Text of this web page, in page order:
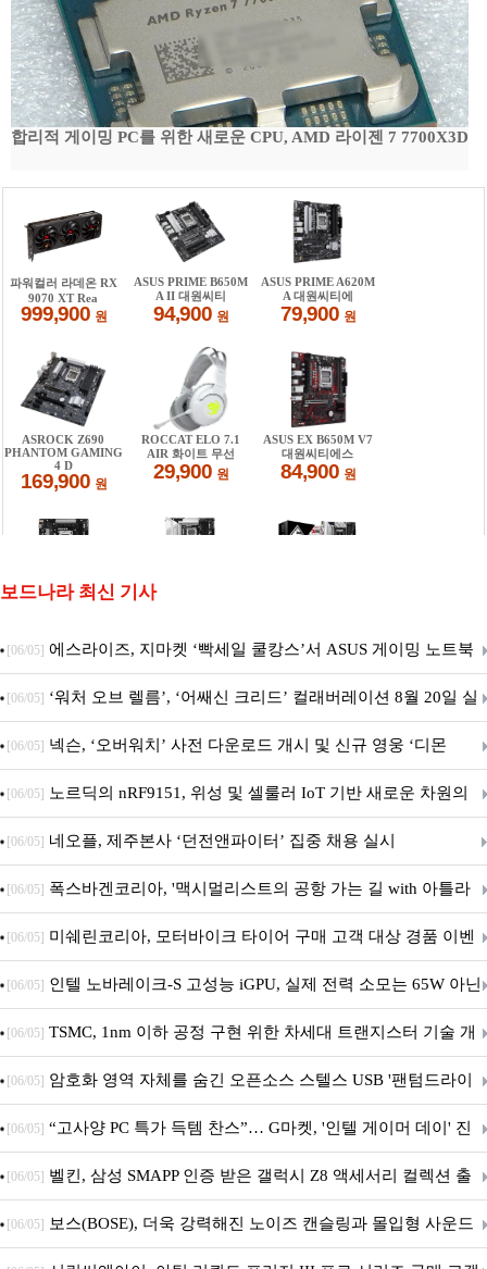
합리적 게이밍 PC를 위한 새로운 CPU, AMD 라이젠 7 7700X3D
보드나라 최신 기사
[06/05] 에스라이즈, 지마켓 ‘빡세일 쿨캉스’서 ASUS 게이밍 노트북
특별 프로모션 진행
[06/05] ‘워처 오브 렐름’, ‘어쌔신 크리드’ 컬래버레이션 8월 20일 실
시
[06/05] 넥슨, ‘오버워치’ 사전 다운로드 개시 및 신규 영웅 ‘디몬
(D.Mon)’ 공개!
[06/05] 노르딕의 nRF9151, 위성 및 셀룰러 IoT 기반 새로운 차원의
커넥티드 기기 개발 지원
[06/05] 네오플, 제주본사 ‘던전앤파이터’ 집중 채용 실시
[06/05] 폭스바겐코리아, '맥시멀리스트의 공항 가는 길 with 아틀라
스' 이벤트 실시
[06/05] 미쉐린코리아, 모터바이크 타이어 구매 고객 대상 경품 이벤
트 진행
[06/05] 인텔 노바레이크-S 고성능 iGPU, 실제 전력 소모는 65W 아닌
40W?
[06/05] TSMC, 1nm 이하 공정 구현 위한 차세대 트랜지스터 기술 개
발
[06/05] 암호화 영역 자체를 숨긴 오픈소스 스텔스 USB '팬텀드라이
브' 공개
[06/05] “고사양 PC 특가 득템 찬스”… G마켓, '인텔 게이머 데이' 진
행
[06/05] 벨킨, 삼성 SMAPP 인증 받은 갤럭시 Z8 액세서리 컬렉션 출
시
[06/05] 보스(BOSE), 더욱 강력해진 노이즈 캔슬링과 몰입형 사운드